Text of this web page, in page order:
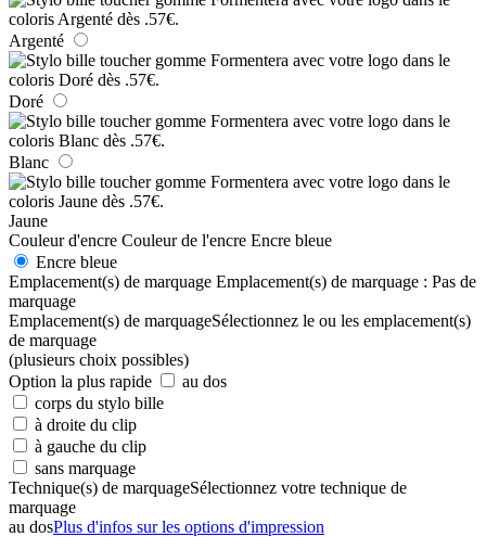
Argenté
Doré
Blanc
Jaune
Couleur d'encre Couleur de l'encre Encre bleue
Encre bleue
Emplacement(s) de marquage Emplacement(s) de marquage : Pas de
marquage
Emplacement(s) de marquageSélectionnez le ou les emplacement(s)
de marquage
(plusieurs choix possibles)
Option la plus rapide
au dos
corps du stylo bille
à droite du clip
à gauche du clip
sans marquage
Technique(s) de marquageSélectionnez votre technique de
marquage
au dosPlus d'infos sur les options d'impression